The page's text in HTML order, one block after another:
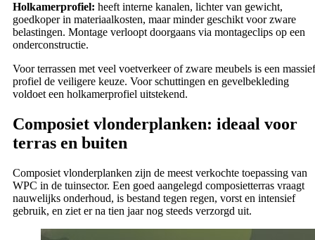
Holkamerprofiel: heeft interne kanalen, lichter van gewicht,
goedkoper in materiaalkosten, maar minder geschikt voor zware
belastingen. Montage verloopt doorgaans via montageclips op een
onderconstructie.
Voor terrassen met veel voetverkeer of zware meubels is een massief
profiel de veiligere keuze. Voor schuttingen en gevelbekleding
voldoet een holkamerprofiel uitstekend.
Composiet vlonderplanken: ideaal voor
terras en buiten
Composiet vlonderplanken zijn de meest verkochte toepassing van
WPC in de tuinsector. Een goed aangelegd composietterras vraagt
nauwelijks onderhoud, is bestand tegen regen, vorst en intensief
gebruik, en ziet er na tien jaar nog steeds verzorgd uit.